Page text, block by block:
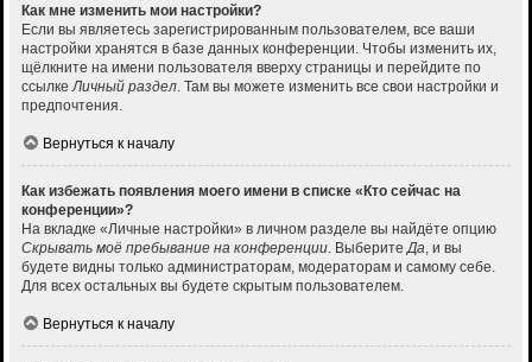
Как мне изменить мои настройки?
Если вы являетесь зарегистрированным пользователем, все ваши
настройки хранятся в базе данных конференции. Чтобы изменить их,
щёлкните на имени пользователя вверху страницы и перейдите по
ссылкеЛичный раздел. Там вы можете изменить все свои настройки и
предпочтения.
Вернуться к началу
Как избежать появления моего имени в списке «Кто сейчас на
конференции»?
На вкладке «Личные настройки» в личном разделе вы найдёте опцию
Скрывать моё пребывание на конференции. ВыберитеДа, и вы
будете видны только администраторам, модераторам и самому себе.
Для всех остальных вы будете скрытым пользователем.
Вернуться к началу